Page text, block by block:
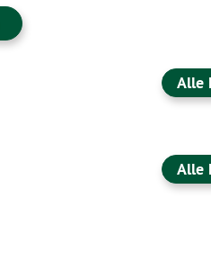
Alle
Alle